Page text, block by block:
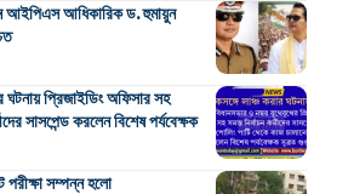
আধিকারিক ড. হুমায়ুন
ঘটনায় প্রিজাইডিং অফিসার সহ
সাসপেন্ড করলেন বিশেষ পর্যবেক্ষক
পরীক্ষা সম্পন্ন হলো